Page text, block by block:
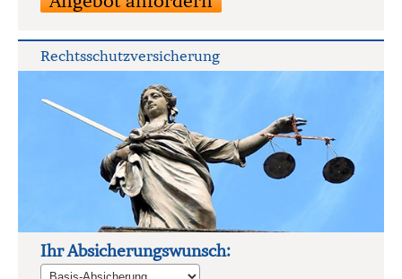
Rechts­schutz­ver­si­che­rung
Ihr Ab­si­che­rungs­wunsch: